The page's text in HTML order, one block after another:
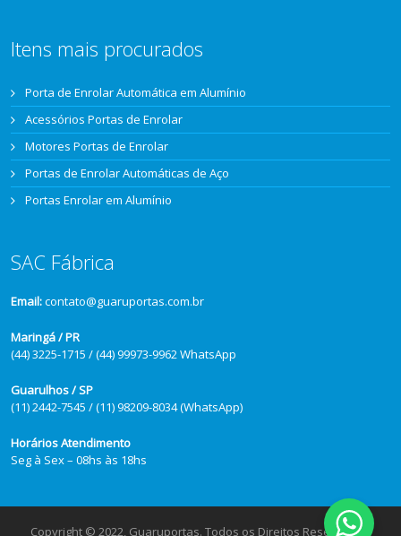
Itens mais procurados
Porta de Enrolar Automática em Alumínio
Acessórios Portas de Enrolar
Motores Portas de Enrolar
Portas de Enrolar Automáticas de Aço
Portas Enrolar em Alumínio
SAC Fábrica
Email:contato@guaruportas.com.br
Maringá / PR
(44) 3225-1715 / (44) 99973-9962 WhatsApp
Guarulhos / SP
(11) 2442-7545 / (11) 98209-8034 (WhatsApp)
Horários Atendimento
Seg à Sex – 08hs às 18hs
Copyright © 2022, Guaruportas. Todos os Direitos Reservados.